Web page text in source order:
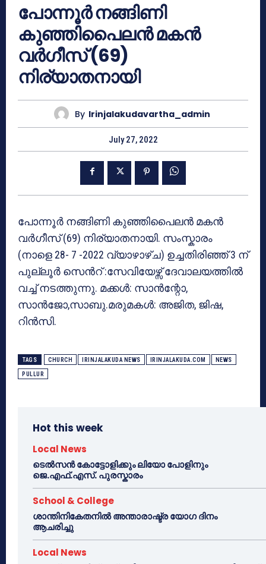
പോന്നൂർ നങ്ങിണി
കുഞ്ഞിപൈലൻ മകൻ
വർഗീസ് (69)
നിര്യാതനായി
By Irinjalakudavartha_admin
July 27, 2022
പോന്നൂർ നങ്ങിണി കുഞ്ഞിപൈലൻ മകൻ
വർഗീസ് (69) നിര്യാതനായി. സംസ്കാരം
(നാളെ 28- 7 -2022 വ്യാഴാഴ്ച) ഉച്ചതിരിഞ്ഞ് 3 ന്
പുല്ലൂർ സെൻറ് :സേവിയേഴ്സ് ദേവാലയത്തിൽ
വച്ച് നടത്തുന്നു. മക്കൾ: സാൻന്റോ,
സാൻജോ,സാബു.മരുമകൾ: അജിത, ജിഷ,
റിൻസി.
TAGS CHURCH IRINJALAKUDA NEWS IRINJALAKUDA.COM NEWS
PULLUR
Hot this week
Local News
ടെൽസൻ കോട്ടോളിക്കും ലിയോ പോളിനും
ജെ.എഫ്.എസ്. പുരസ്കാരം
School & College
ശാന്തിനികേതനിൽ അന്താരാഷ്ട്ര യോഗ ദിനം
ആചരിച്ചു
Local News